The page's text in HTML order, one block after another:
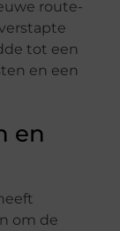
route-
tot een
en een
en
om de